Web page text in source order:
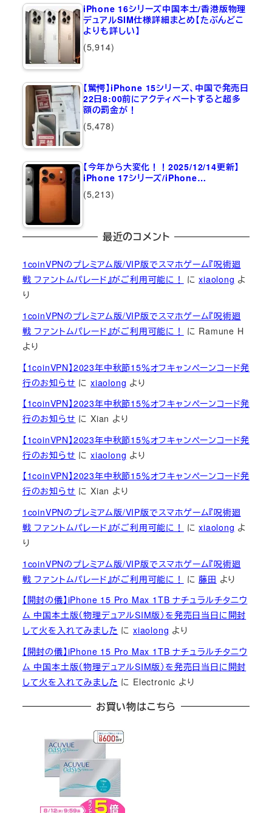
iPhone 16シリーズ中国本土/香港版物理
デュアルSIM仕様詳細まとめ【たぶんどこ
よりも詳しい】
(5,914)
【驚愕】iPhone 15シリーズ、中国で発売日
22日8:00前にアクティベートすると超多
額の罰金が！
(5,478)
【今年から大変化！！2025/12/14更新】
iPhone 17シリーズ/iPhone…
(5,213)
最近のコメント
1coinVPNのプレミアム版/VIP版でスマホゲーム『呪術廻
戦 ファントムパレード』がご利用可能に！
にxiaolong よ
り
1coinVPNのプレミアム版/VIP版でスマホゲーム『呪術廻
戦 ファントムパレード』がご利用可能に！
に Ramune H
より
【1coinVPN】2023年中秋節15％オフキャンペーンコード発
行のお知らせ にxiaolong より
【1coinVPN】2023年中秋節15％オフキャンペーンコード発
行のお知らせ にXian より
【1coinVPN】2023年中秋節15％オフキャンペーンコード発
行のお知らせ にxiaolong より
【1coinVPN】2023年中秋節15％オフキャンペーンコード発
行のお知らせ にXian より
1coinVPNのプレミアム版/VIP版でスマホゲーム『呪術廻
戦 ファントムパレード』がご利用可能に！
にxiaolong よ
り
1coinVPNのプレミアム版/VIP版でスマホゲーム『呪術廻
戦 ファントムパレード』がご利用可能に！
に藤田 より
【開封の儀】iPhone 15 Pro Max 1TB ナチュラルチタニウ
ム 中国本土版（物理デュアルSIM版）を発売日当日に開封
して火を入れてみました にxiaolong より
【開封の儀】iPhone 15 Pro Max 1TB ナチュラルチタニウ
ム 中国本土版（物理デュアルSIM版）を発売日当日に開封
して火を入れてみました に Electronic より
お買い物はこちら